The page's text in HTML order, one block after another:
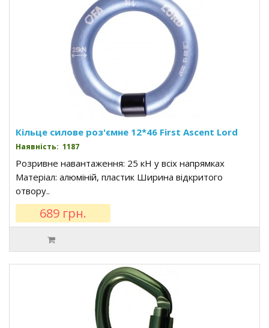
Кільце силове роз'ємне 12*46 First Ascent Lord
Наявність: 1187
Розривне навантаження: 25 кН у всіх напрямках
Матеріал: алюміній, пластик Ширина відкритого
отвору..
689 грн.